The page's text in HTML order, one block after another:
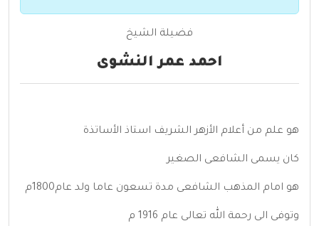
فضيلة الشيخ
احمد عمر النشوى
هو علم من أعلام الأزهر الشريف استاذ الأساتذة
كان يسمى الشافعى الصغير
هو امام المذهب الشافعى مدة تسعون عاما ولد عام1800م
وتوفى الى رحمة الله تعالى عام 1916 م